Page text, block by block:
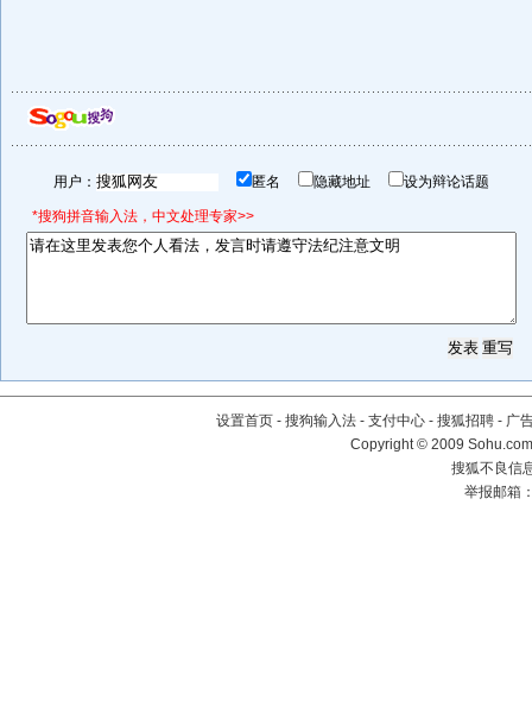
用户： 匿名 隐藏地址 设为辩论话题
*搜狗拼音输入法，中文处理专家>>
设置首页 - 搜狗输入法 - 支付中心 - 搜狐招聘 - 广
Copyright © 2009
搜狐不良信
举报邮箱